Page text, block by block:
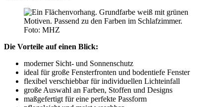
Foto: MHZ
Die Vorteile auf einen Blick:
moderner Sicht- und Sonnenschutz
ideal für große Fensterfronten und bodentiefe Fenster
flexibel verschiebbar für individuellen Lichteinfall
große Auswahl an Farben, Stoffen und Designs
maßgefertigt für eine perfekte Passform